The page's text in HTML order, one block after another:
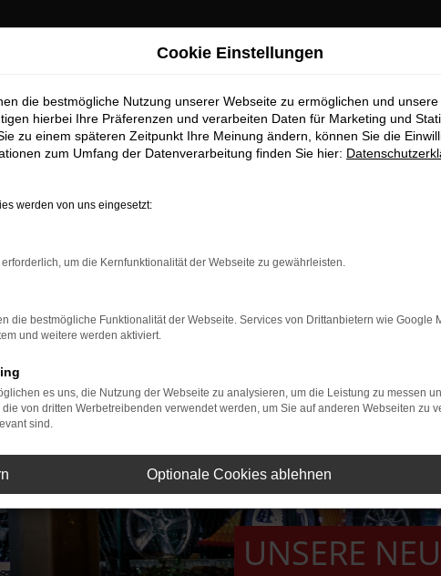
UNSERE
Cookie Einstellungen
die bestmögliche Nutzung unserer Webseite zu ermöglichen und
hierbei Ihre Präferenzen und verarbeiten Daten für Marketing und
zu einem späteren Zeitpunkt Ihre Meinung ändern, können Sie die
zum Umfang der Datenverarbeitung finden Sie hier:
werden von uns eingesetzt:
um die Kernfunktionalität der Webseite zu gewährleisten.
die bestmögliche Funktionalität der Webseite. Services von Drittanbietern wie Google
und weitere werden aktiviert.
es uns, die Nutzung der Webseite zu analysieren, um die Leistung zu messen
von dritten Werbetreibenden verwendet werden, um Sie auf anderen Webseiten zu
sind.
Optionale Cookies ablehnen